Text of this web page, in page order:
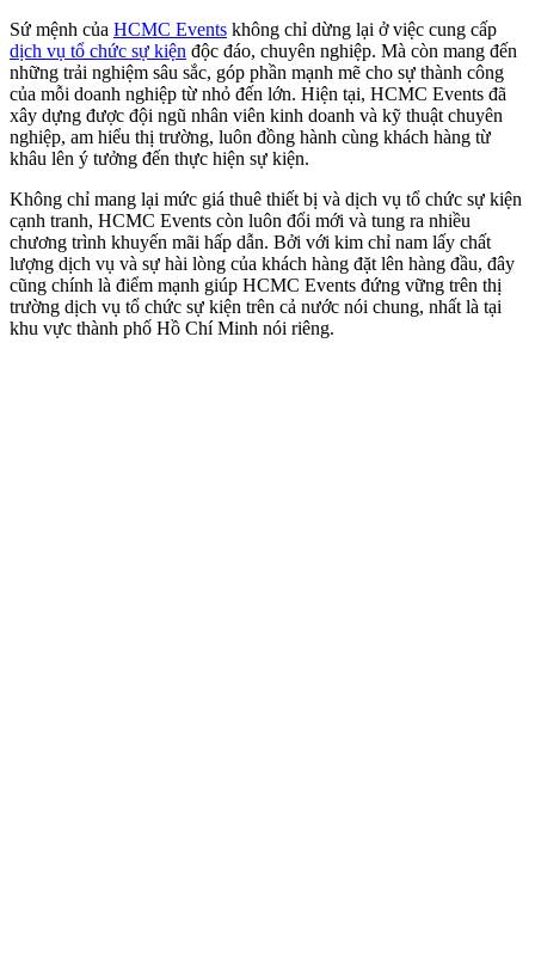
Sứ mệnh của HCMC Events không chỉ dừng lại ở việc cung cấp
dịch vụ tổ chức sự kiện độc đáo, chuyên nghiệp. Mà còn mang đến
những trải nghiệm sâu sắc, góp phần mạnh mẽ cho sự thành công
của mỗi doanh nghiệp từ nhỏ đến lớn. Hiện tại, HCMC Events đã
xây dựng được đội ngũ nhân viên kinh doanh và kỹ thuật chuyên
nghiệp, am hiểu thị trường, luôn đồng hành cùng khách hàng từ
khâu lên ý tưởng đến thực hiện sự kiện.
Không chỉ mang lại mức giá thuê thiết bị và dịch vụ tổ chức sự kiện
cạnh tranh, HCMC Events còn luôn đổi mới và tung ra nhiều
chương trình khuyến mãi hấp dẫn. Bởi với kim chỉ nam lấy chất
lượng dịch vụ và sự hài lòng của khách hàng đặt lên hàng đầu, đây
cũng chính là điểm mạnh giúp HCMC Events đứng vững trên thị
trường dịch vụ tổ chức sự kiện trên cả nước nói chung, nhất là tại
khu vực thành phố Hồ Chí Minh nói riêng.